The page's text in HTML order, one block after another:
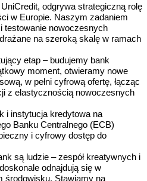
odgrywa strategiczną rolę
w Europie. Naszym zadaniem
testowanie nowoczesnych
na szeroką skalę w ramach
etap – budujemy bank
moment, otwieramy nowe
w pełni cyfrową ofertę, łącząc
z elastycznością nowoczesnych
i instytucja kredytowa na
Banku Centralnego (ECB)
i cyfrowy dostęp do
są ludzie – zespół kreatywnych i
odnajdują się w
środowisku. Stawiamy na